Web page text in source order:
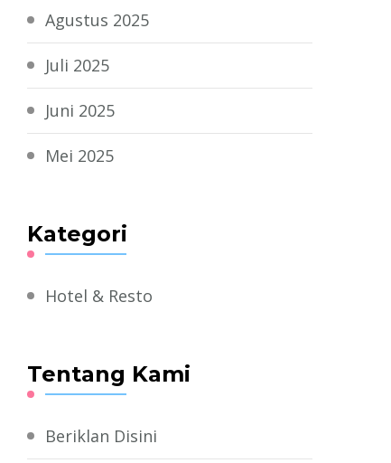
Agustus 2025
Juli 2025
Juni 2025
Mei 2025
Kategori
Hotel & Resto
Tentang Kami
Beriklan Disini